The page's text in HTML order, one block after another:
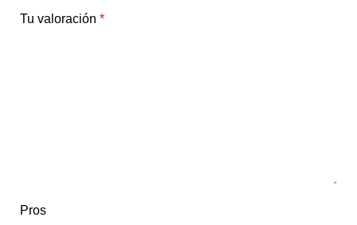
Tu valoración *
Pros